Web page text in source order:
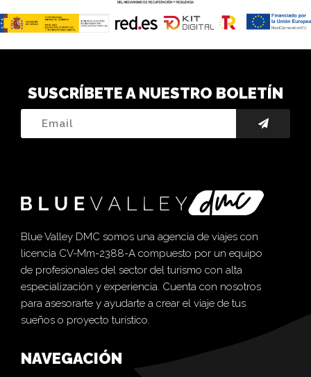
SUSCRÍBETE A NUESTRO BOLETÍN
Blue Valley DMC somos una agencia de viajes con
licencia CV-Mm-2388-A compuesto por un equipo
de profesionales del sector del turismo con alta
especialización y experiencia. Cuenta con nosotros
para asesorarte y ayudarte a crear el viaje de tus
sueños o proyecto turístico.
NAVEGACIÓN